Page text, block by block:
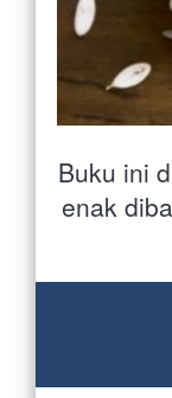
Buku ini
enak